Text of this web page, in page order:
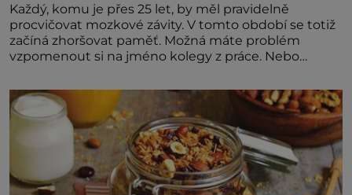
Každý, komu je přes 25 let, by měl pravidelně
procvičovat mozkové závity. V tomto období se totiž
začíná zhoršovat paměť. Možná máte problém
vzpomenout si na jméno kolegy z práce. Nebo
nedávno přečetli. Je to opravdu tak, s věkem jako
kdyby se paměť rozhodla stávkovat. Cvičte